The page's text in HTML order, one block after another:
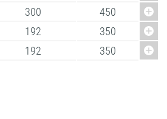
300
450
192
350
192 350